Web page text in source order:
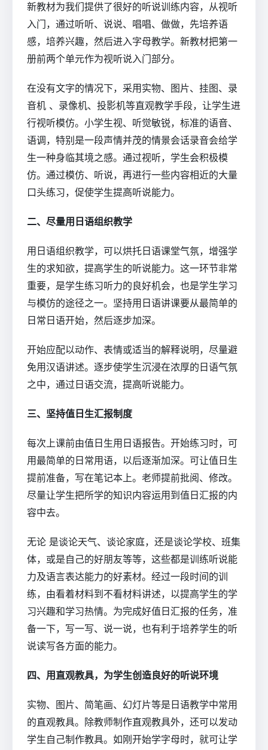
新教材为我们提供了很好的听说训练内容，从视听
入门，通过听听、说说、唱唱、做做，先培养语
感，培养兴趣，然后进入字母教学。新教材把第一
册前两个单元作为视听说入门部分。
在没有文字的情况下，采用实物、图片、挂图、录
音机 、录像机、投影机等直观教学手段，让学生进
行视听模仿。小学生视、听觉敏锐，标准的语音、
语调，特别是一段声情并茂的情景会话录音会给学
生一种身临其境之感。通过视听，学生会积极模
仿。通过模仿、听说，再进行一些内容相近的大量
口头练习，促使学生提高听说能力。
二、尽量用日语组织教学
用日语组织教学，可以烘托日语课堂气氛，增强学
生的求知欲，提高学生的听说能力。这一环节非常
重要，是学生练习听力的良好机会，也是学生学习
与模仿的途径之一。坚持用日语讲课要从最简单的
日常日语开始，然后逐步加深。
开始应配以动作、表情或适当的解释说明，尽量避
免用汉语讲述。逐步使学生沉浸在浓厚的日语气氛
之中，通过日语交流，提高听说能力。
三、坚持值日生汇报制度
每次上课前由值日生用日语报告。开始练习时，可
用最简单的日常用语，以后逐渐加深。可让值日生
提前准备，写在笔记本上。老师提前批阅、修改。
尽量让学生把所学的知识内容运用到值日汇报的内
容中去。
无论 是谈论天气、谈论家庭，还是谈论学校、班集
体，或是自己的好朋友等等，这些都是训练听说能
力及语言表达能力的好素材。经过一段时间的训
练，由看着材料到不看材料讲述，以提高学生的学
习兴趣和学习热情。为完成好值日汇报的任务，准
备一下，写一写、说一说，也有利于培养学生的听
说读写各方面的能力。
四、用直观教具，为学生创造良好的听说环境
实物、图片、简笔画、幻灯片等是日语教学中常用
的直观教具。除教师制作直观教具外，还可以发动
学生自己制作教具。如刚开始学字母时，就可让学